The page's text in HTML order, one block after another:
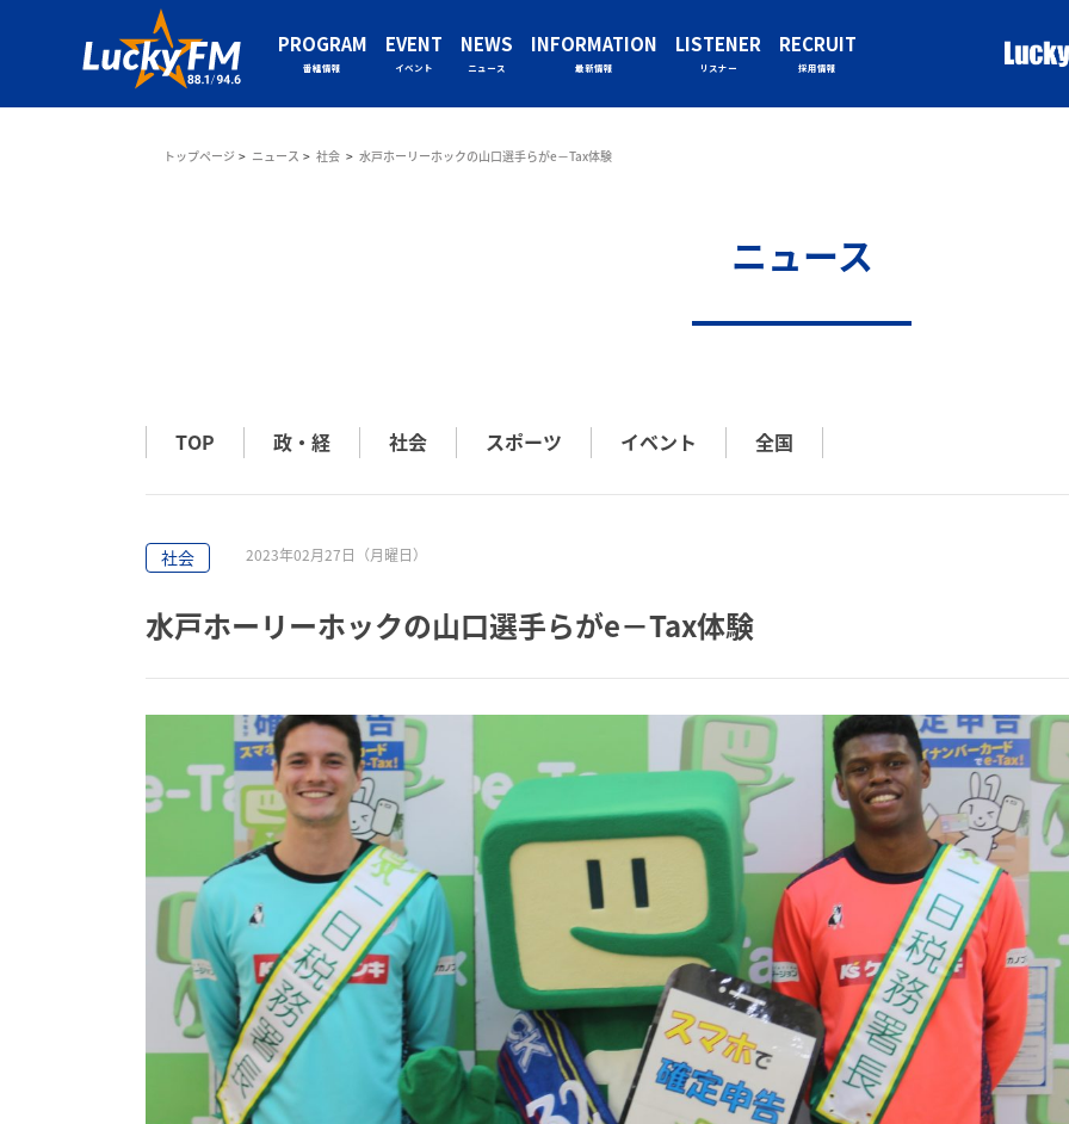
PROGRAM
番組情報
EVENT
イベント
NEWS
ニュース
INFORMATION
最新情報
LISTENER
リスナー
RECRUIT
採用情報
トップページ ニュース 社会 水戸ホーリーホックの山口選手らがe－Tax体験
ニュース
TOP 政・経 社会 スポーツ イベント 全国
社会 2023年02月27日（月曜日）
水戸ホーリーホックの山口選手らがe－Tax体験